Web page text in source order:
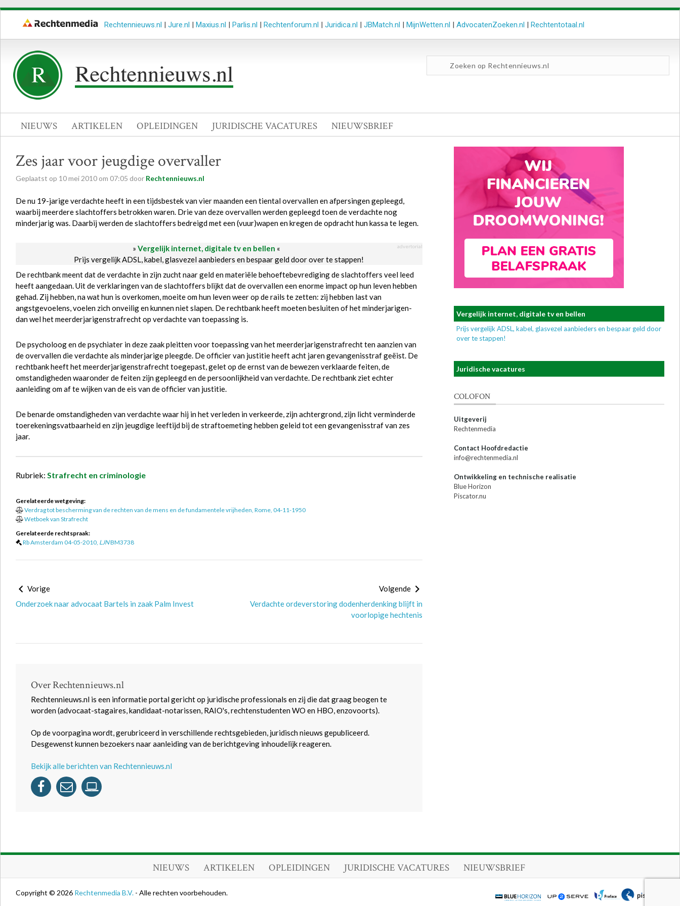
Rechtennieuws.nl | Jure.nl | Maxius.nl | Parlis.nl | Rechtenforum.nl | Juridica.nl | JBMatch.nl | MijnWetten.nl | AdvocatenZoeken.nl | Rechtentotaal.nl
NIEUWS ARTIKELEN OPLEIDINGEN JURIDISCHE VACATURES NIEUWSBRIEF
Zes jaar voor jeugdige overvaller
Geplaatst op 10mei 2010 om 07:05 door Rechtennieuws.nl
De nu 19-jarige verdachte heeft in een tijdsbestek van vier maanden een tiental overvallen en afpersingen gepleegd,
waarbij meerdere slachtoffers betrokken waren. Drie van deze overvallen werden gepleegd toen de verdachte nog
minderjarig was. Daarbij werden de slachtoffers bedreigd met een (vuur)wapen en kregen de opdracht hun kassa te legen.
» Vergelijk internet, digitale tv en bellen « advertorial
Prijs vergelijk ADSL, kabel, glasvezel aanbieders en bespaar geld door over te stappen!
De rechtbank meent dat de verdachte in zijn zucht naar geld en materiële behoeftebevrediging de slachtoffers veel leed
heeft aangedaan. Uit de verklaringen van de slachtoffers blijkt dat de overvallen een enorme impact op hun leven hebben
gehad. Zij hebben, na wat hun is overkomen, moeite om hun leven weer op de rails te zetten: zij hebben last van
angstgevoelens, voelen zich onveilig en kunnen niet slapen. De rechtbank heeft moeten besluiten of het minderjarigen-
dan wel het meerderjarigenstrafrecht op verdachte van toepassing is.
De psycholoog en de psychiater in deze zaak pleitten voor toepassing van het meerderjarigenstrafrecht ten aanzien van
de overvallen die verdachte als minderjarige pleegde. De officier van justitie heeft acht jaren gevangenisstraf geëist. De
rechtbank heeft het meerderjarigenstrafrecht toegepast, gelet op de ernst van de bewezen verklaarde feiten, de
omstandigheden waaronder de feiten zijn gepleegd en de persoonlijkheid van verdachte. De rechtbank ziet echter
aanleiding om af te wijken van de eis van de officier van justitie.
De benarde omstandigheden van verdachte waar hij in het verleden in verkeerde, zijn achtergrond, zijn licht verminderde
toerekeningsvatbaarheid en zijn jeugdige leeftijd bij de straftoemeting hebben geleid tot een gevangenisstraf van zes
jaar.
Rubriek: Strafrecht en criminologie
Gerelateerde wetgeving:
Verdrag tot bescherming van de rechten van de mens en de fundamentele vrijheden, Rome, 04-11-1950
Wetboek van Strafrecht
Gerelateerde rechtspraak:
Rb Amsterdam 04-05-2010, LJNBM3738
Vorige
Onderzoek naar advocaat Bartels in zaak Palm Invest
Volgende
Verdachte ordeverstoring dodenherdenking blijft in
voorlopige hechtenis
Over Rechtennieuws.nl
Rechtennieuws.nl is een informatie portal gericht op juridische professionals en zij die dat graag beogen te
worden (advocaat-stagaires, kandidaat-notarissen, RAIO's, rechtenstudenten WO en HBO, enzovoorts).
Op de voorpagina wordt, gerubriceerd in verschillende rechtsgebieden, juridisch nieuws gepubliceerd.
Desgewenst kunnen bezoekers naar aanleiding van de berichtgeving inhoudelijk reageren.
Bekijk alle berichten van Rechtennieuws.nl
Vergelijk internet, digitale tv en bellen
Prijs vergelijk ADSL, kabel, glasvezel aanbieders en bespaar geld door
over te stappen!
Juridische vacatures
COLOFON
Uitgeverij
Rechtenmedia
Contact Hoofdredactie
info@rechtenmedia.nl
Ontwikkeling en technische realisatie
Blue Horizon
Piscator.nu
NIEUWS ARTIKELEN OPLEIDINGEN JURIDISCHE VACATURES NIEUWSBRIEF
Copyright © 2026 Rechtenmedia B.V. - Alle rechten voorbehouden.